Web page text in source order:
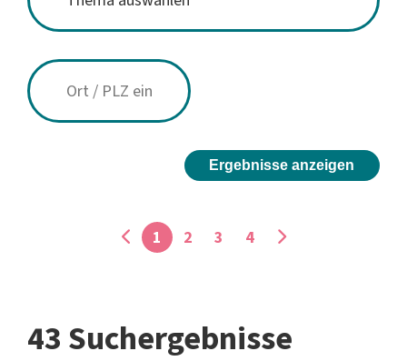
Ergebnisse anzeigen
1 2 3 4
43 Suchergebnisse